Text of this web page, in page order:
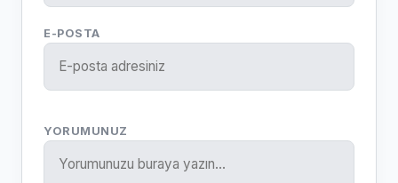
E-POSTA
YORUMUNUZ